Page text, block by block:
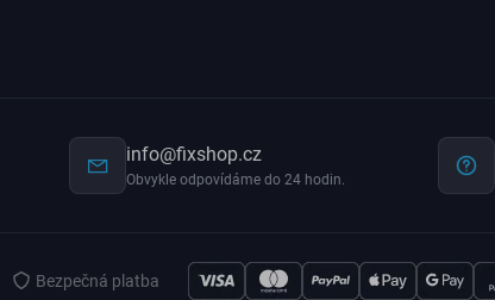
info@fixshop.cz
Obvykle odpovídáme do 24 hodin.
Bezpečná platba